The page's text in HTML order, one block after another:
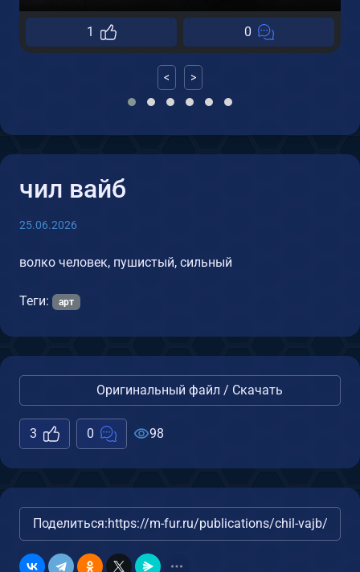
1 0
< >
чил вайб
25.06.2026
волко человек, пушистый, сильный
Теги: арт
Оригинальный файл / Скачать
3 0 98
Поделиться:https://m-fur.ru/publications/chil-vajb/